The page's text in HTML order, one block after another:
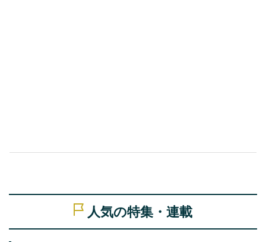
人気の特集・連載